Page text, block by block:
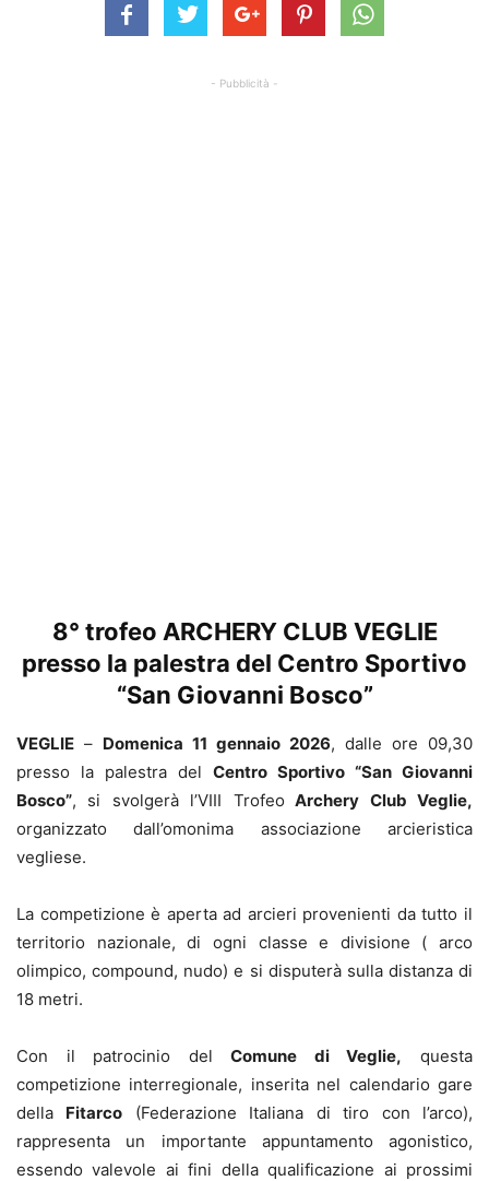
- Pubblicità -
8° trofeo ARCHERY CLUB VEGLIE
presso la palestra del Centro Sportivo
“San Giovanni Bosco”
VEGLIE – Domenica 11 gennaio 2026, dalle ore 09,30
presso la palestra del Centro Sportivo “San Giovanni
Bosco”, si svolgerà l’VIII Trofeo Archery Club Veglie,
organizzato dall’omonima associazione arcieristica
vegliese.
La competizione è aperta ad arcieri provenienti da tutto il
territorio nazionale, di ogni classe e divisione ( arco
olimpico, compound, nudo) e si disputerà sulla distanza di
18 metri.
Con il patrocinio delComune di Veglie, questa
competizione interregionale, inserita nel calendario gare
della Fitarco (Federazione Italiana di tiro con l’arco),
rappresenta un importante appuntamento agonistico,
essendo valevole ai fini della qualificazione ai prossimi